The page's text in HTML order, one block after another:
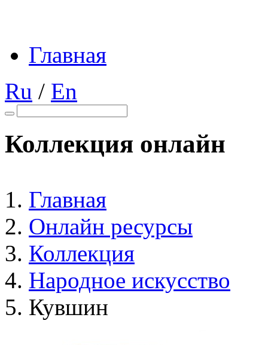
Главная
Ru / En
Коллекция онлайн
Главная
Онлайн ресурсы
Коллекция
Народное искусство
Кувшин